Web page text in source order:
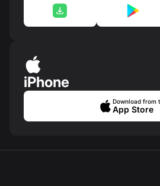
iPhone
Download from
App Store